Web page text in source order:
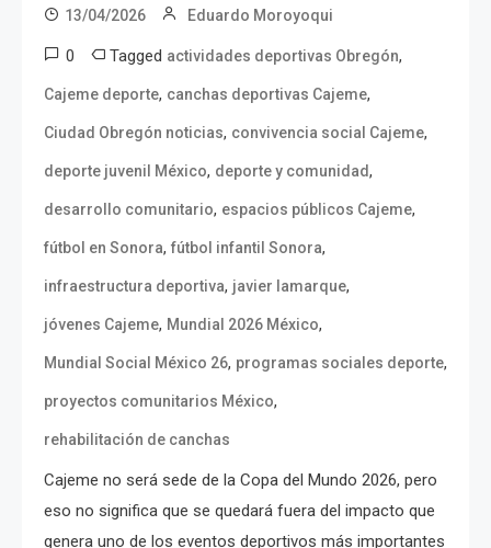
13/04/2026 Eduardo Moroyoqui
0 Tagged actividades deportivas Obregón,
Cajeme deporte, canchas deportivas Cajeme,
Ciudad Obregón noticias, convivencia social Cajeme,
deporte juvenil México, deporte y comunidad,
desarrollo comunitario, espacios públicos Cajeme,
fútbol en Sonora, fútbol infantil Sonora,
infraestructura deportiva, javier lamarque,
jóvenes Cajeme, Mundial 2026 México,
Mundial Social México 26, programas sociales deporte,
proyectos comunitarios México,
rehabilitación de canchas
Cajeme no será sede de la Copa del Mundo 2026, pero
eso no significa que se quedará fuera del impacto que
genera uno de los eventos deportivos más importantes